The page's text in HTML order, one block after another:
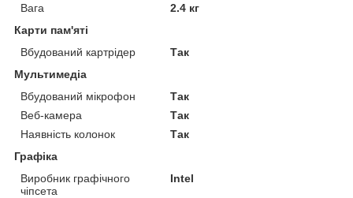
Вага
2.4 кг
Карти пам'яті
Вбудований картрідер
Так
Мультимедіа
Вбудований мікрофон
Так
Веб-камера
Так
Наявність колонок
Так
Графіка
Виробник графічного
чіпсета
Intel